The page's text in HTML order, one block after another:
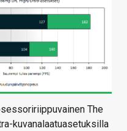
The
kuvanalaatuasetuksilla